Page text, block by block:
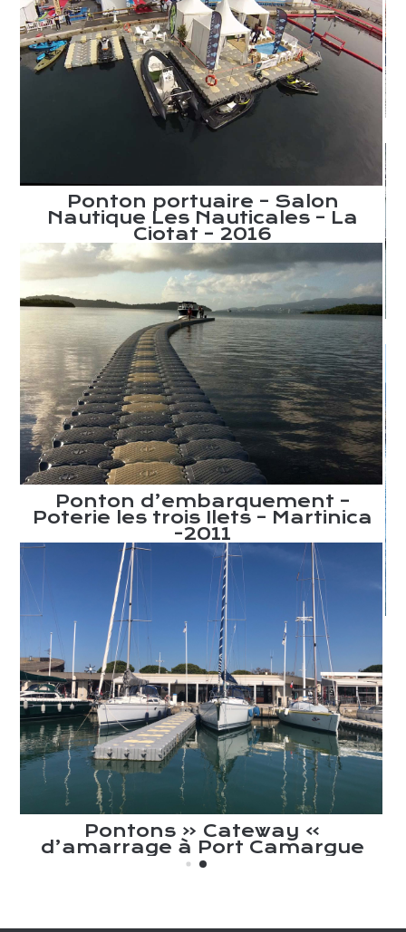
Ponton portuaire – Salon
Nautique Les Nauticales – La
Ciotat – 2016
Ponton d’embarquement –
Poterie les trois Ilets – Martinica
-2011
Pontons « Cateway »
d’amarrage à Port Camargue